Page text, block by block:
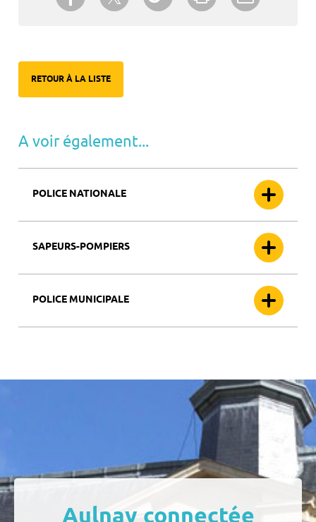
RETOUR À LA LISTE
A voir également...
POLICE NATIONALE
SAPEURS-POMPIERS
POLICE MUNICIPALE